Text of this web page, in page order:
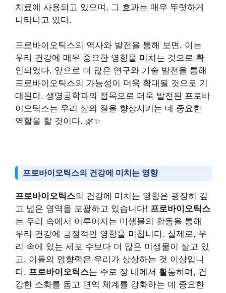
치료에 사용되고 있으며, 그 효과는 매우 뚜렷하게
나타나고 있다.
프로바이오틱스의 역사와 발전을 통해 보면, 이는
우리 건강에 매우 중요한 영향을 미치는 것으로 확
인되었다. 앞으로 더 많은 연구와 기술 발전을 통해
프로바이오틱스의 가능성이 더욱 확대될 것으로 기
대된다. 생명공학과의 접목으로 더욱 발전된 프로바
이오틱스는 우리 삶의 질을 향상시키는 데 중요한
역할을 할 것이다. 🌿✨
프로바이오틱스의 건강에 미치는 영향
프로바이오틱스의 건강에 미치는 영향은 굉장히 깊
고 넓은 영역을 포괄하고 있습니다! 프로바이오틱스
는 우리 속에서 이루어지는 미생물의 활동을 통해
우리 건강에 긍정적인 영향을 미칩니다. 실제로, 우
리 속에 있는 세포 수보다 더 많은 미생물이 살고 있
고, 이들의 영향력은 우리가 상상하는 것 이상입니
다. 프로바이오틱스는 주로 장 내에서 활동하며, 건
강한 소화를 돕고 면역 체계를 강화하는 데 중요한